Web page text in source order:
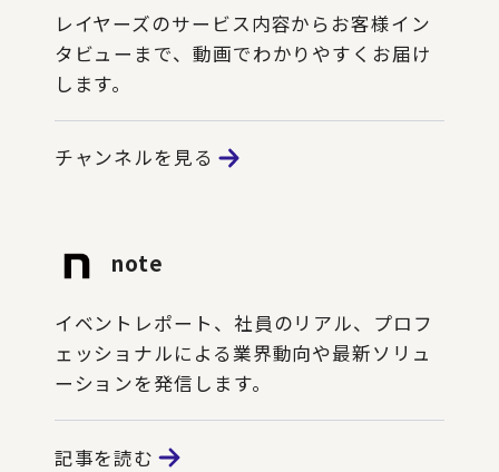
レイヤーズのサービス内容からお客様イン
タビューまで、動画でわかりやすくお届け
します。
チャンネルを見る
note
イベントレポート、社員のリアル、プロフ
ェッショナルによる業界動向や最新ソリュ
ーションを発信します。
記事を読む